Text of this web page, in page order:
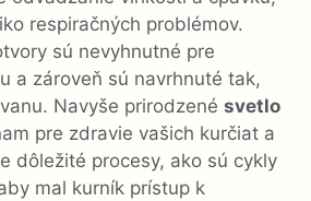
respiračných problémov.
sú nevyhnutné pre
a zároveň sú navrhnuté tak,
Navyše prirodzené svetlo
pre zdravie vašich kurčiat a
dôležité procesy, ako sú cykly
mal kurník prístup k